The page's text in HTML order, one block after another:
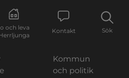
och leva
Kontakt Sök
Kommun
och politik